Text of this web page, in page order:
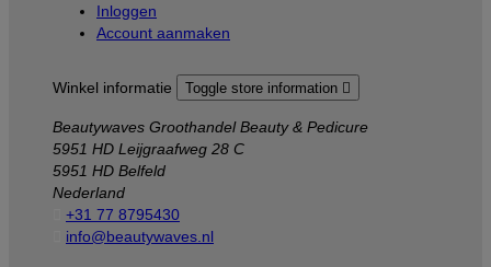
Inloggen
Account aanmaken
Winkel informatie Toggle store information 
Beautywaves Groothandel Beauty & Pedicure
5951 HD Leijgraafweg 28 C
5951 HD Belfeld
Nederland
+31 77 8795430
info@beautywaves.nl